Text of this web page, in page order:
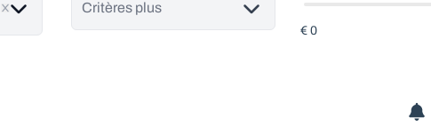
Critères plus